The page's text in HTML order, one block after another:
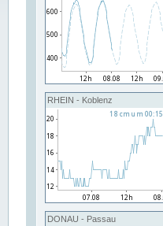
RHEIN - Koblenz
DONAU - Passau